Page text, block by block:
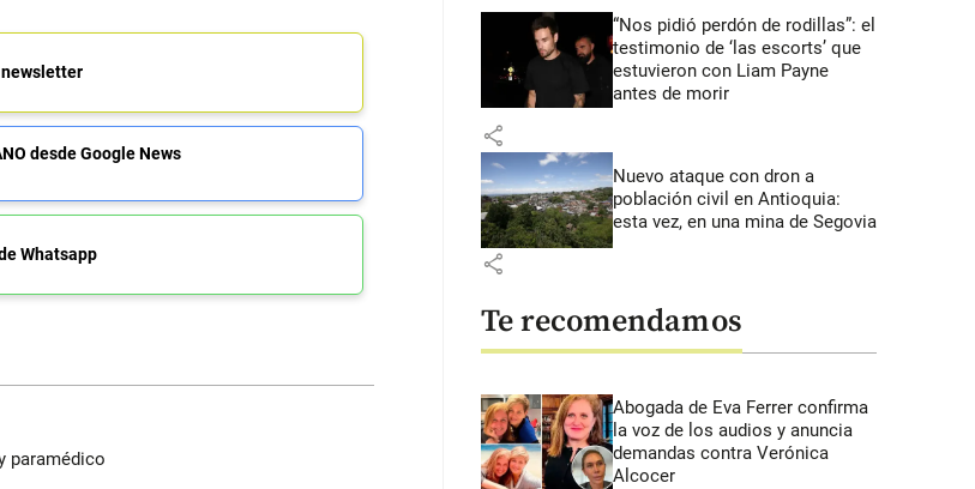
desde Google News
Whatsapp
paramédico
“Nos pidió perdón de rodillas”: el
testimonio de ‘las escorts’ que
estuvieron con Liam Payne
antes de morir
share
Nuevo ataque con dron a
población civil en Antioquia:
esta vez, en una mina de Segovia
share
Te recomendamos
Abogada de Eva Ferrer confirma
la voz de los audios y anuncia
demandas contra Verónica
Alcocer